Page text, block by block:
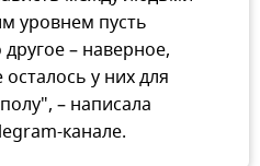
уровнем пусть
– наверное,
у них для
– написала
канале.